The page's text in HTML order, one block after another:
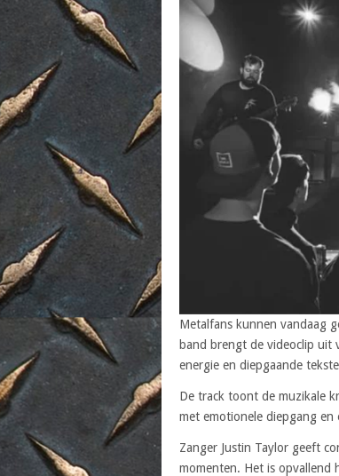
Metalfans kunnen vandaag
band brengt de videoclip uit
energie en diepgaande
De track toont de muzikale
met emotionele diepgang en
Zanger Justin Taylor geeft
momenten. Het is opvallend